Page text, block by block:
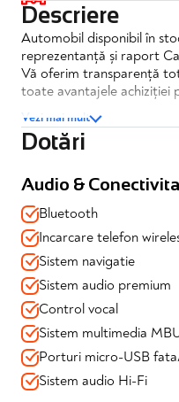
Descriere
Automobil disponibil în
reprezentanță și raport
Vă oferim transparență
toate avantajele achiziției
Volvo XC90 2.0 B5 P
✔️TVA inclus si deductibil
✔️Garantie 12 luni
Dotari si echipamente:
Siguranță & Asistență la
✔️Adaptive Cruise Control
✔️Pilot Assist
✔️InteliSafe-Surround -
System) cu Cross Traffic
✔️Alert/avertizare coliziune
Vezi mai mult
Dotări
Audio &
Bluetooth
Incarcare telefon
Sistem navigatie
Sistem audio premium
Control vocal
Sistem multimedia
Porturi micro-USB
Sistem audio Hi-Fi